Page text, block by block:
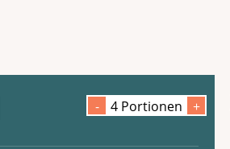
- 4 Portionen +